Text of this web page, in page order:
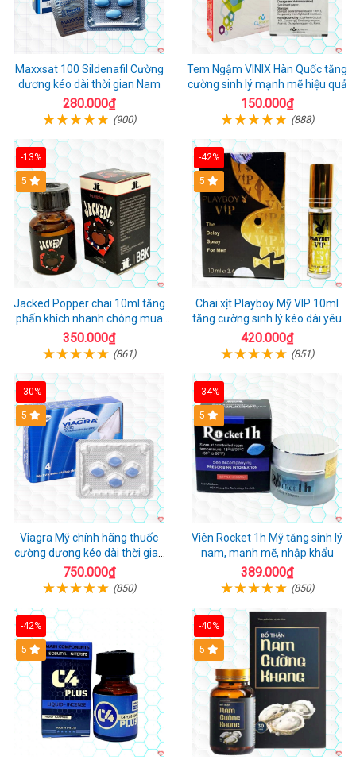
Maxxsat 100 Sildenafil Cường
dương kéo dài thời gian Nam
280.000₫
(900)
Tem Ngậm VINIX Hàn Quốc tăng
cường sinh lý mạnh mẽ hiệu quả
150.000₫
(888)
-13%
5
Jacked Popper chai 10ml tăng
phấn khích nhanh chóng mua
ngay
350.000₫
(861)
-42%
5
Chai xịt Playboy Mỹ VIP 10ml
tăng cường sinh lý kéo dài yêu
420.000₫
(851)
-30%
5
Viagra Mỹ chính hãng thuốc
cường dương kéo dài thời gian
cho Nam nhập khẩu chính ngạch
750.000₫
(850)
-34%
5
Viên Rocket 1h Mỹ tăng sinh lý
nam, mạnh mẽ, nhập khẩu
389.000₫
(850)
-42%
5
-40%
5